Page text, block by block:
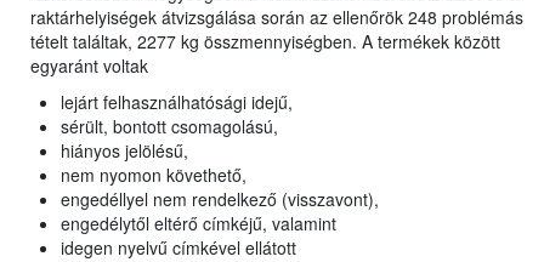
raktárhelyiségek átvizsgálása során az ellenőrök 248 problémás
tételt találtak, 2277 kg összmennyiségben. A termékek között
egyaránt voltak
lejárt felhasználhatósági idejű,
sérült, bontott csomagolású,
hiányos jelölésű,
nem nyomon követhető,
engedéllyel nem rendelkező (visszavont),
engedélytől eltérő címkéjű, valamint
idegen nyelvű címkével ellátott